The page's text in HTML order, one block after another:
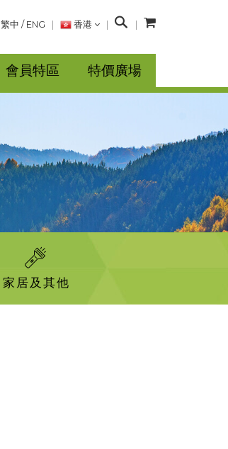
繁中 / ENG 香港
搜
會員特區 特價廣場
家居及其他